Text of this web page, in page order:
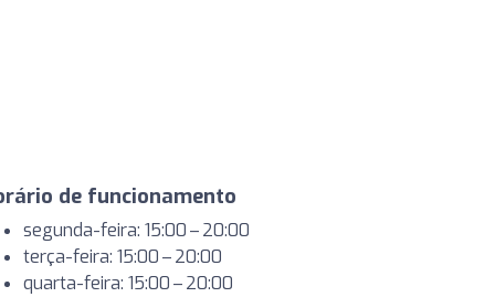
de funcionamento
segunda-feira: 15:00 – 20:00
terça-feira: 15:00 – 20:00
quarta-feira: 15:00 – 20:00